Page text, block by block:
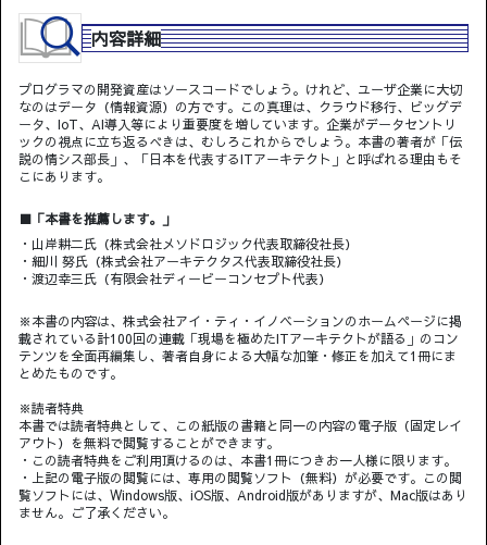
内容詳細
プログラマの開発資産はソースコードでしょう。けれど、ユーザ企業に大切
なのはデータ（情報資源）の方です。この真理は、クラウド移行、ビッグデ
ータ、IoT、AI導入等により重要度を増しています。企業がデータセントリ
ックの視点に立ち返るべきは、むしろこれからでしょう。本書の著者が「伝
説の情シス部長」、「日本を代表するITアーキテクト」と呼ばれる理由もそ
こにあります。
■「本書を推薦します。」
・山岸耕二氏（株式会社メソドロジック代表取締役社長）
・細川 努氏（株式会社アーキテクタス代表取締役社長）
・渡辺幸三氏（有限会社ディービーコンセプト代表）
※本書の内容は、株式会社アイ・ティ・イノベーションのホームページに掲
載されている計100回の連載「現場を極めたITアーキテクトが語る」のコン
テンツを全面再編集し、著者自身による大幅な加筆・修正を加えて1冊にま
とめたものです。
※読者特典
本書では読者特典として、この紙版の書籍と同一の内容の電子版（固定レイ
アウト）を無料で閲覧することができます。
・この読者特典をご利用頂けるのは、本書1冊につきお一人様に限ります。
・上記の電子版の閲覧には、専用の閲覧ソフト（無料）が必要です。この閲
覧ソフトには、Windows版、iOS版、Android版がありますが、Mac版はあり
ません。ご了承ください。